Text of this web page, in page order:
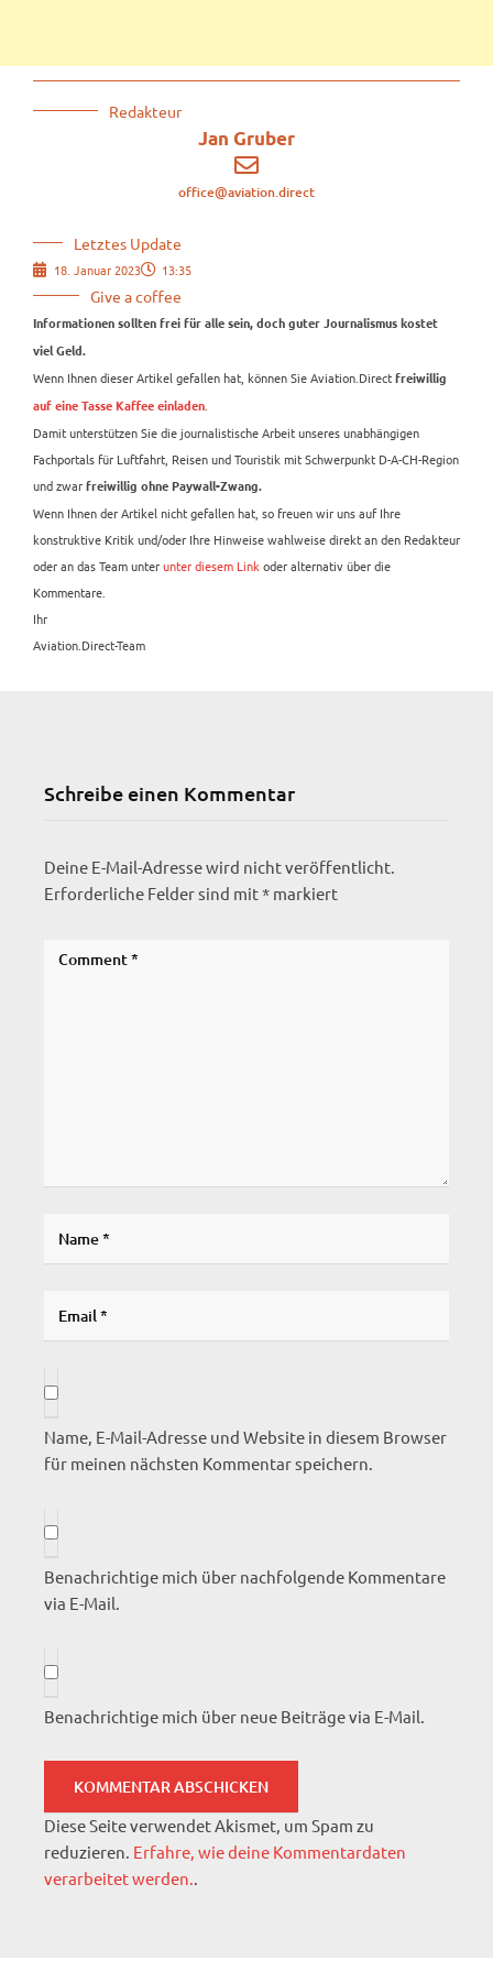
Redakteur
Jan Gruber
office@aviation.direct
Letztes Update
18. Januar 2023 13:35
Give a coffee
Informationen sollten frei für alle sein, doch guter Journalismus kostet
viel Geld.
Wenn Ihnen dieser Artikel gefallen hat, können Sie Aviation.Direct freiwillig
auf eine Tasse Kaffee einladen
Damit unterstützen Sie die journalistische Arbeit unseres unabhängigen
Fachportals für Luftfahrt, Reisen und Touristik mit Schwerpunkt D-A-CH-Region
und zwar freiwillig ohne Paywall-Zwang.
Wenn Ihnen der Artikel nicht gefallen hat, so freuen wir uns auf Ihre
konstruktive Kritik und/oder Ihre Hinweise wahlweise direkt an den Redakteur
oder an das Team unterunter diesem Link oder alternativ über die
Kommentare.
Ihr
Aviation.Direct-Team
Schreibe einen Kommentar
Deine E-Mail-Adresse wird nicht veröffentlicht.
Erforderliche Felder sind mit* markiert
Name, E-Mail-Adresse und Website in diesem Browser
für meinen nächsten Kommentar speichern.
Benachrichtige mich über nachfolgende Kommentare
via E-Mail.
Benachrichtige mich über neue Beiträge via E-Mail.
Diese Seite verwendet Akismet, um Spam zu
reduzieren. Erfahre, wie deine Kommentardaten
verarbeitet werden..